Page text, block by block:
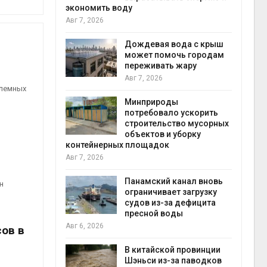
в
экономить воду
Авг 7, 2026
Дождевая вода с крыш
может помочь городам
переживать жару
Авг 7, 2026
Минприроды
потребовало ускорить
строительство мусорных
объектов и уборку
контейнерных площадок
Авг 7, 2026
Панамский канал вновь
ограничивает загрузку
судов из-за дефицита
пресной воды
Авг 6, 2026
В китайской провинции
Шэньси из-за паводков